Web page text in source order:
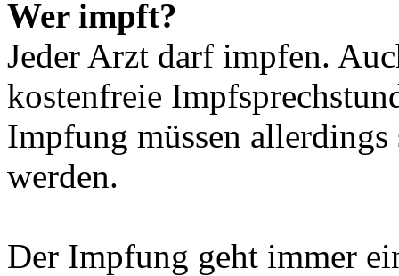
Wer impft?
Jeder Arzt darf impfen.
kostenfreie
Impfung müssen
werden.
Der Impfung geht immer